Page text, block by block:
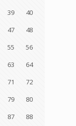
39
40
47
48
55
56
63
64
71
72
79
80
87
88